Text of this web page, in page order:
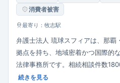
消費者被害
最寄り：牧志駅
弁護士法人 琉球スフィアは、那覇
拠点を持ち、地域密着かつ国際的
法律事務所です。相続相談件数
顧問先、企業法務においては県内
続きを見る